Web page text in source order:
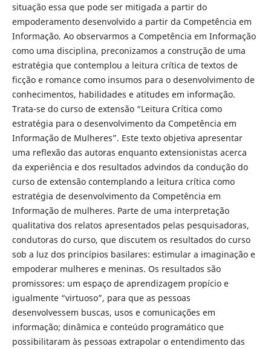
situação essa que pode ser mitigada a partir do
empoderamento desenvolvido a partir da Competência em
Informação. Ao observarmos a Competência em Informação
como uma disciplina, preconizamos a construção de uma
estratégia que contemplou a leitura crítica de textos de
ficção e romance como insumos para o desenvolvimento de
conhecimentos, habilidades e atitudes em informação.
Trata-se do curso de extensão “Leitura Crítica como
estratégia para o desenvolvimento da Competência em
Informação de Mulheres”. Este texto objetiva apresentar
uma reflexão das autoras enquanto extensionistas acerca
da experiência e dos resultados advindos da condução do
curso de extensão contemplando a leitura crítica como
estratégia de desenvolvimento da Competência em
Informação de mulheres. Parte de uma interpretação
qualitativa dos relatos apresentados pelas pesquisadoras,
condutoras do curso, que discutem os resultados do curso
sob a luz dos princípios basilares: estimular a imaginação e
empoderar mulheres e meninas. Os resultados são
promissores: um espaço de aprendizagem propício e
igualmente “virtuoso”, para que as pessoas
desenvolvessem buscas, usos e comunicações em
informação; dinâmica e conteúdo programático que
possibilitaram às pessoas extrapolar o entendimento das